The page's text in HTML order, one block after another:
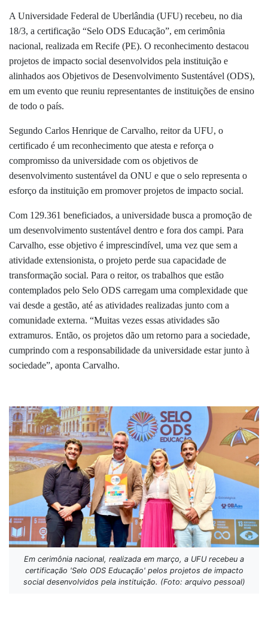
A Universidade Federal de Uberlândia (UFU) recebeu, no dia
18/3, a certificação “Selo ODS Educação”, em cerimônia
nacional, realizada em Recife (PE). O reconhecimento destacou
projetos de impacto social desenvolvidos pela instituição e
alinhados aos Objetivos de Desenvolvimento Sustentável (ODS),
em um evento que reuniu representantes de instituições de ensino
de todo o país.
Segundo Carlos Henrique de Carvalho, reitor da UFU, o
certificado é um reconhecimento que atesta e reforça o
compromisso da universidade com os objetivos de
desenvolvimento sustentável da ONU e que o selo representa o
esforço da instituição em promover projetos de impacto social.
Com 129.361 beneficiados, a universidade busca a promoção de
um desenvolvimento sustentável dentro e fora dos campi. Para
Carvalho, esse objetivo é imprescindível, uma vez que sem a
atividade extensionista, o projeto perde sua capacidade de
transformação social. Para o reitor, os trabalhos que estão
contemplados pelo Selo ODS carregam uma complexidade que
vai desde a gestão, até as atividades realizadas junto com a
comunidade externa. “Muitas vezes essas atividades são
extramuros. Então, os projetos dão um retorno para a sociedade,
cumprindo com a responsabilidade da universidade estar junto à
sociedade”, aponta Carvalho.
Em cerimônia nacional, realizada em março, a UFU recebeu a
certificação 'Selo ODS Educação' pelos projetos de impacto
social desenvolvidos pela instituição. (Foto: arquivo pessoal)